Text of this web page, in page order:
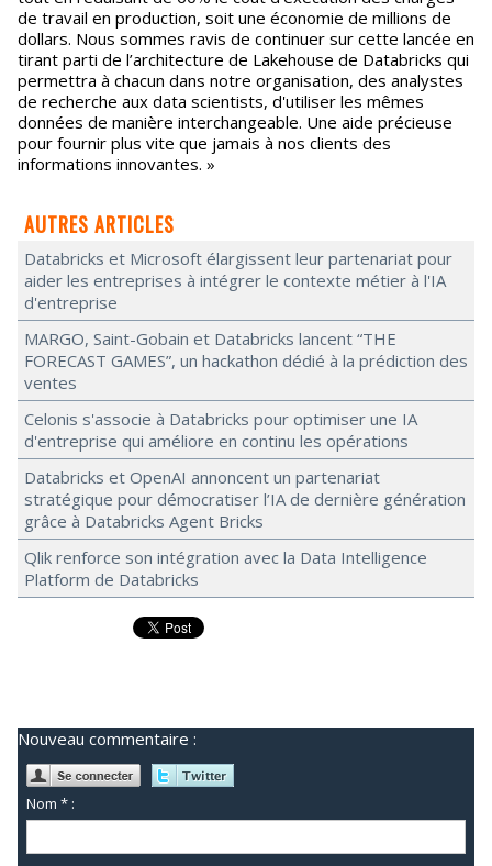
de travail en production, soit une économie de millions de
dollars. Nous sommes ravis de continuer sur cette lancée en
tirant parti de l’architecture de Lakehouse de Databricks qui
permettra à chacun dans notre organisation, des analystes
de recherche aux data scientists, d'utiliser les mêmes
données de manière interchangeable. Une aide précieuse
pour fournir plus vite que jamais à nos clients des
informations innovantes. »
AUTRES ARTICLES
Databricks et Microsoft élargissent leur partenariat pour
aider les entreprises à intégrer le contexte métier à l'IA
d'entreprise
MARGO, Saint-Gobain et Databricks lancent “THE
FORECAST GAMES”, un hackathon dédié à la prédiction des
ventes
Celonis s'associe à Databricks pour optimiser une IA
d'entreprise qui améliore en continu les opérations
Databricks et OpenAI annoncent un partenariat
stratégique pour démocratiser l’IA de dernière génération
grâce à Databricks Agent Bricks
Qlik renforce son intégration avec la Data Intelligence
Platform de Databricks
Nouveau commentaire :
Nom * :